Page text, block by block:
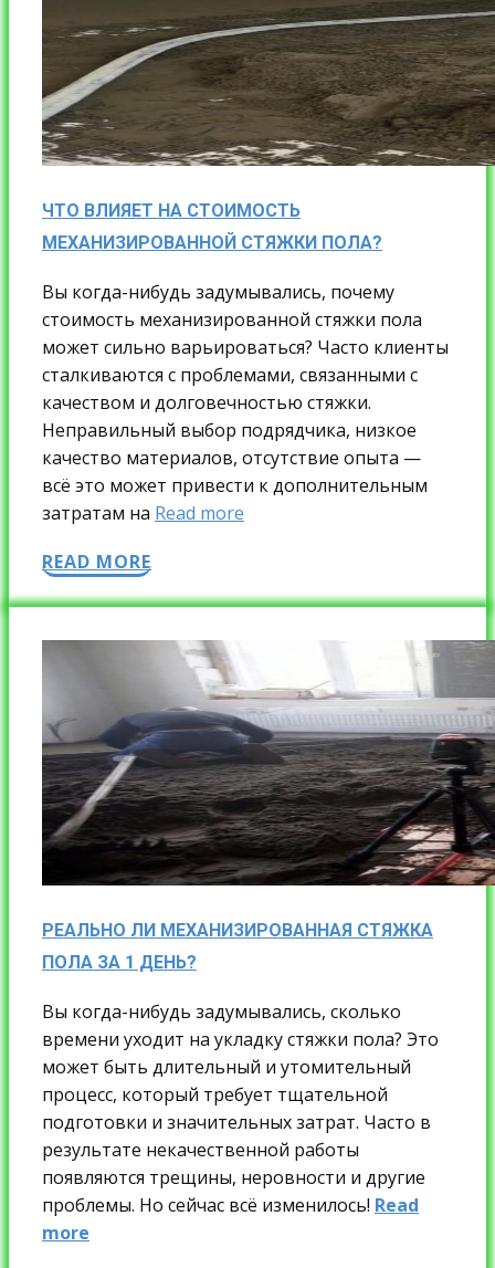
ЧТО ВЛИЯЕТ НА СТОИМОСТЬ
МЕХАНИЗИРОВАННОЙ СТЯЖКИ ПОЛА?
Вы когда-нибудь задумывались, почему
стоимость механизированной стяжки пола
может сильно варьироваться? Часто клиенты
сталкиваются с проблемами, связанными с
качеством и долговечностью стяжки.
Неправильный выбор подрядчика, низкое
качество материалов, отсутствие опыта —
всё это может привести к дополнительным
затратам на Read more
READ MORE
РЕАЛЬНО ЛИ МЕХАНИЗИРОВАННАЯ СТЯЖКА
ПОЛА ЗА 1 ДЕНЬ?
Вы когда-нибудь задумывались, сколько
времени уходит на укладку стяжки пола? Это
может быть длительный и утомительный
процесс, который требует тщательной
подготовки и значительных затрат. Часто в
результате некачественной работы
появляются трещины, неровности и другие
проблемы. Но сейчас всё изменилось! Read
more